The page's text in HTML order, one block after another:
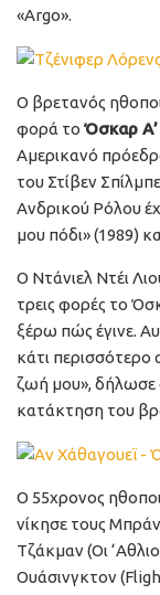
«Argo».
Ο βρετανός
φορά το Όσκαρ
Αμερικανό
του Στίβεν
Ανδρικού Ρόλου
μου πόδι» (1989)
Ο Ντάνιελ Ντέι
τρεις φορές το
ξέρω πώς έγινε.
κάτι περισσότερο
ζωή μου», δήλωσε
κατάκτηση του
Ο 55χρονος
νίκησε τους
Τζάκμαν (Οι
Ουάσινγκτον